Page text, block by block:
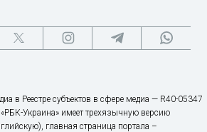
в Реестре субъектов в сфере медиа — R40-05347
Украина» имеет трехязычную версию
главная страница портала –